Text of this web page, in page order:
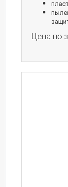
Цена по